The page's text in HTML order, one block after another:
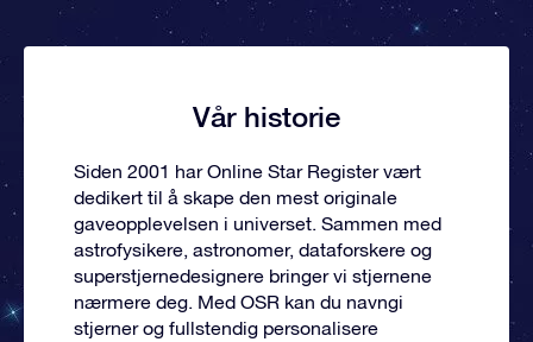
Vår historie
Siden 2001 har Online Star Register vært
dedikert til å skape den mest originale
gaveopplevelsen i universet. Sammen med
astrofysikere, astronomer, dataforskere og
superstjernedesignere bringer vi stjernene
nærmere deg. Med OSR kan du navngi
stjerner og fullstendig personalisere